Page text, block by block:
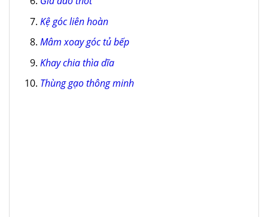
Kệ góc liên hoàn
Mâm xoay góc tủ bếp
Khay chia thìa dĩa
Thùng gạo thông minh